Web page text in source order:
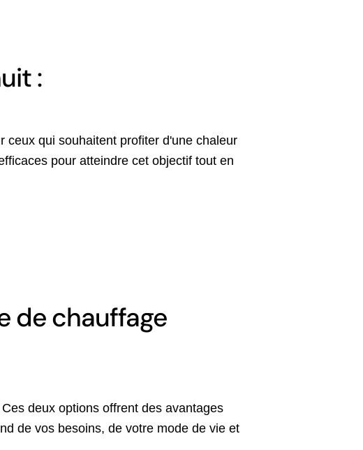
:
ceux qui souhaitent profiter d'une chaleur
pour atteindre cet objectif tout en
de chauffage
deux options offrent des avantages
de vos besoins, de votre mode de vie et